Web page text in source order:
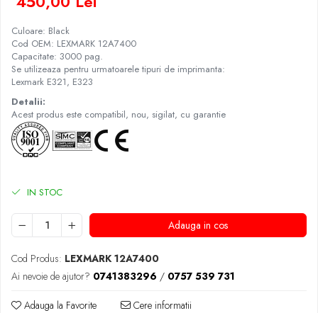
Culoare: Black
Cod OEM: LEXMARK 12A7400
Capacitate: 3000 pag.
Se utilizeaza pentru urmatoarele tipuri de imprimanta:
Lexmark E321, E323
Detalii:
Acest produs este compatibil, nou, sigilat, cu garantie
IN STOC
Adauga in cos
Cod Produs: LEXMARK 12A7400
Ai nevoie de ajutor? 0741383296 / 0757 539 731
Adauga la Favorite Cere informatii